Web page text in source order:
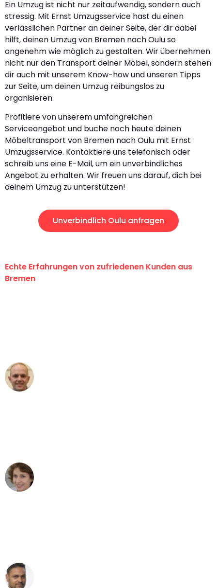
Ein Umzug ist nicht nur zeitaufwendig, sondern auch
stressig. Mit Ernst Umzugsservice hast du einen
verlässlichen Partner an deiner Seite, der dir dabei
hilft, deinen Umzug von Bremen nach Oulu so
angenehm wie möglich zu gestalten. Wir übernehmen
nicht nur den Transport deiner Möbel, sondern stehen
dir auch mit unserem Know-how und unseren Tipps
zur Seite, um deinen Umzug reibungslos zu
organisieren.
Profitiere von unserem umfangreichen
Serviceangebot und buche noch heute deinen
Möbeltransport von Bremen nach Oulu mit Ernst
Umzugsservice. Kontaktiere uns telefonisch oder
schreib uns eine E-Mail, um ein unverbindliches
Angebot zu erhalten. Wir freuen uns darauf, dich bei
deinem Umzug zu unterstützen!
Unverbindlich Oulu anfragen
Echte Erfahrungen von zufriedenen Kunden aus
Bremen